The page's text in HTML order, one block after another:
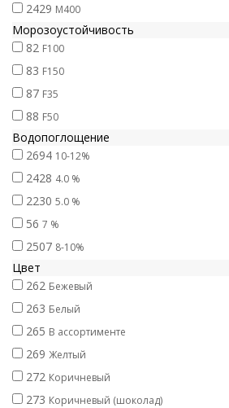
2429 М400
Морозоустойчивость
82 F100
83 F150
87 F35
88 F50
Водопоглощение
2694 10-12%
2428 4.0 %
2230 5.0 %
56 7 %
2507 8-10%
Цвет
262 Бежевый
263 Белый
265 В ассортименте
269 Желтый
272 Коричневый
273 Коричневый (шоколад)